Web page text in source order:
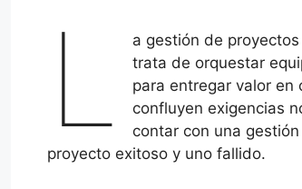
L
a gestión de
trata de orquestar
para entregar valor en
confluyen exigencias
contar con una
proyecto exitoso y uno fallido.